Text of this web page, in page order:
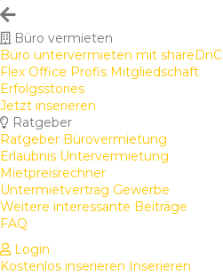
Büro vermieten
Büro untervermieten mit shareDnC
Flex Office Profis Mitgliedschaft
Erfolgsstories
Jetzt inserieren
Ratgeber
Ratgeber Bürovermietung
Erlaubnis Untervermietung
Mietpreisrechner
Untermietvertrag Gewerbe
Weitere interessante Beiträge
FAQ
Login
Kostenlos inserieren Inserieren